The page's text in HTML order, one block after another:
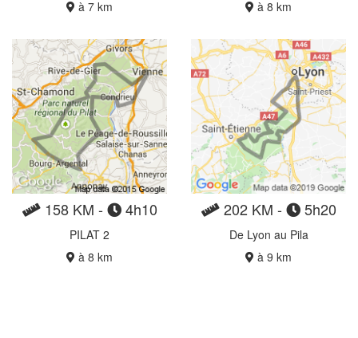
à 7 km
à 8 km
158 KM - 4h10
PILAT 2
à 8 km
202 KM - 5h20
De Lyon au Pila
à 9 km